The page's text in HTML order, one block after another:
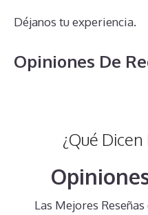
Déjanos tu experiencia.
Opiniones De
¿Qué
Las Mejores Reseñas